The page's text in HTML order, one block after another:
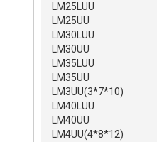
LM25LUU
LM25UU
LM30LUU
LM30UU
LM35LUU
LM35UU
LM3UU(3*7*10)
LM40LUU
LM40UU
LM4UU(4*8*12)